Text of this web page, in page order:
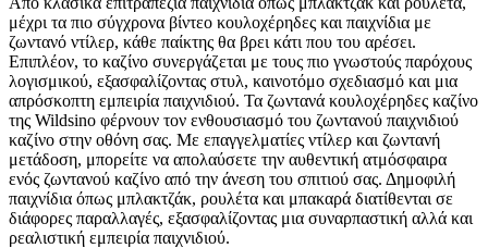
μέχρι τα πιο σύγχρονα βίντεο κουλοχέρηδες και παιχνίδια με
ζωντανό ντίλερ, κάθε παίκτης θα βρει κάτι που του αρέσει.
Επιπλέον, το καζίνο συνεργάζεται με τους πιο γνωστούς παρόχους
λογισμικού, εξασφαλίζοντας στυλ, καινοτόμο σχεδιασμό και μια
απρόσκοπτη εμπειρία παιχνιδιού. Τα ζωντανά κουλοχέρηδες καζίνο
της Wildsino φέρνουν τον ενθουσιασμό του ζωντανού παιχνιδιού
καζίνο στην οθόνη σας. Με επαγγελματίες ντίλερ και ζωντανή
μετάδοση, μπορείτε να απολαύσετε την αυθεντική ατμόσφαιρα
ενός ζωντανού καζίνο από την άνεση του σπιτιού σας. Δημοφιλή
παιχνίδια όπως μπλακτζάκ, ρουλέτα και μπακαρά διατίθενται σε
διάφορες παραλλαγές, εξασφαλίζοντας μια συναρπαστική αλλά και
ρεαλιστική εμπειρία παιχνιδιού.